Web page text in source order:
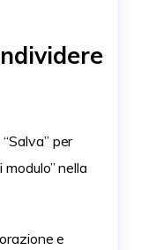
per
nella
e